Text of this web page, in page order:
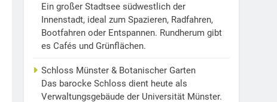
Ein großer Stadtsee südwestlich der
Innenstadt, ideal zum Spazieren, Radfahren,
Bootfahren oder Entspannen. Rundherum gibt
es Cafés und Grünflächen.
Schloss Münster & Botanischer Garten
Das barocke Schloss dient heute als
Verwaltungsgebäude der Universität Münster.